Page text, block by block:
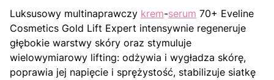
Luksusowy multinaprawczy krem-serum 70+ Eveline
Cosmetics Gold Lift Expert intensywnie regeneruje
głębokie warstwy skóry oraz stymuluje
wielowymiarowy lifting: odżywia i wygładza skórę,
poprawia jej napięcie i sprężystość, stabilizuje siatkę